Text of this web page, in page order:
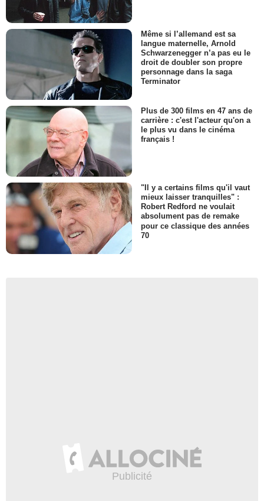
Même si l’allemand est sa
langue maternelle, Arnold
Schwarzenegger n’a pas eu le
droit de doubler son propre
personnage dans la saga
Terminator
Plus de 300 films en 47 ans de
carrière : c'est l'acteur qu'on a
le plus vu dans le cinéma
français !
"Il y a certains films qu'il vaut
mieux laisser tranquilles" :
Robert Redford ne voulait
absolument pas de remake
pour ce classique des années
70